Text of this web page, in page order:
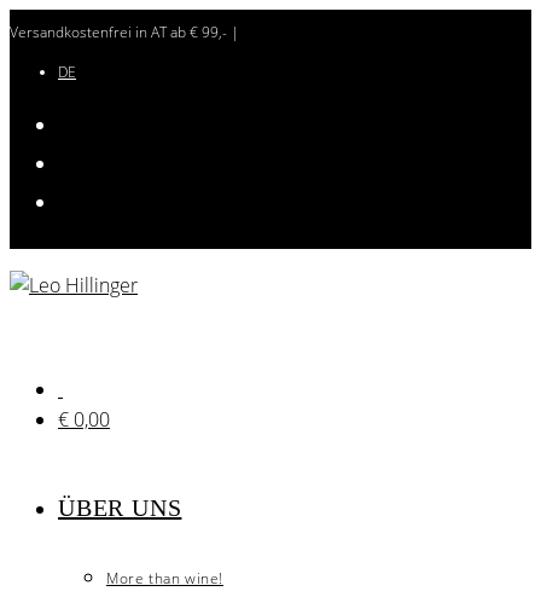
Zum
springen
Versandkostenfrei in AT ab € 99,- |
DE
€ 0,00
ÜBER UNS
More than wine!